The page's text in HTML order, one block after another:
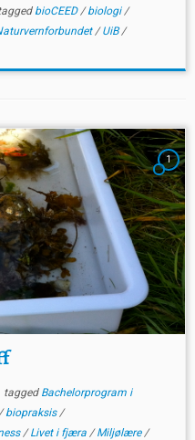
bioCEED/biologi/
/UiB/
1
tagged Bachelorprogram i
biopraksis/
/Livet i fjæra /Miljølære/